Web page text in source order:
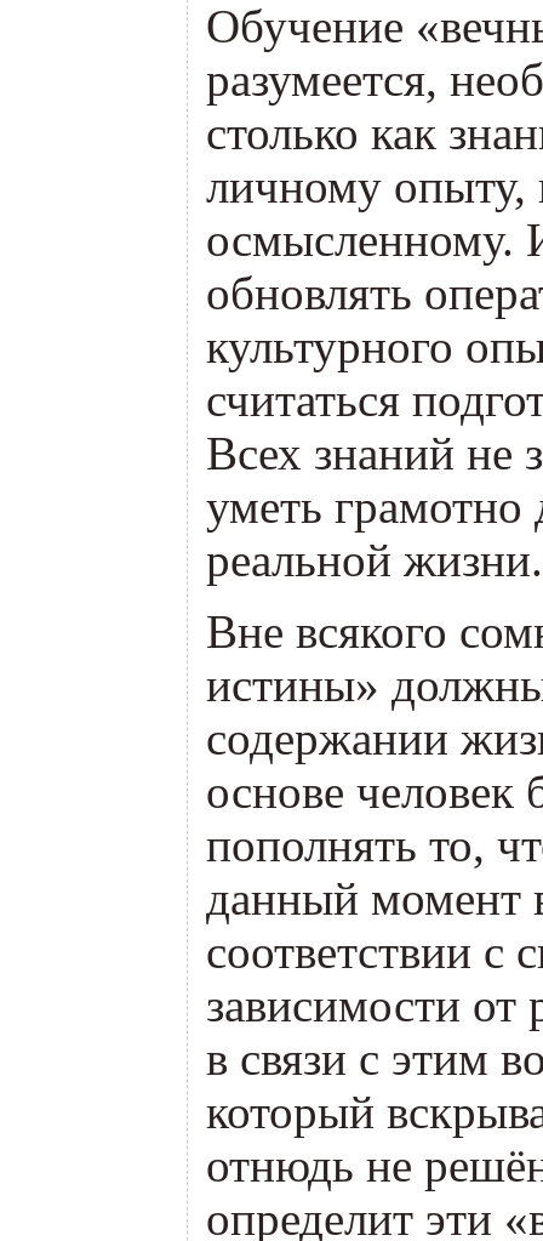
Обучение «
разумеется,
столько как
личному
осмысленному.
обновлять
культурного
считаться
Всех знаний не
уметь грамотно
реальной жизни.
Вне всякого
истины»
содержании
основе человек
пополнять то,
данный момент
соответствии с
зависимости
в связи с этим
который
отнюдь не
определит эти «